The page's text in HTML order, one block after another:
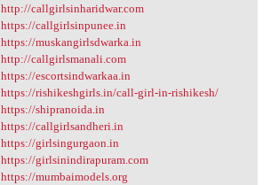
http://callgirlsinharidwar.com
https://callgirlsinpunee.in
https://muskangirlsdwarka.in
http://callgirlsmanali.com
https://escortsindwarkaa.in
https://rishikeshgirls.in/call-girl-in-rishikesh/
https://shipranoida.in
https://callgirlsandheri.in
https://girlsingurgaon.in
https://girlsinindirapuram.com
https://mumbaimodels.org